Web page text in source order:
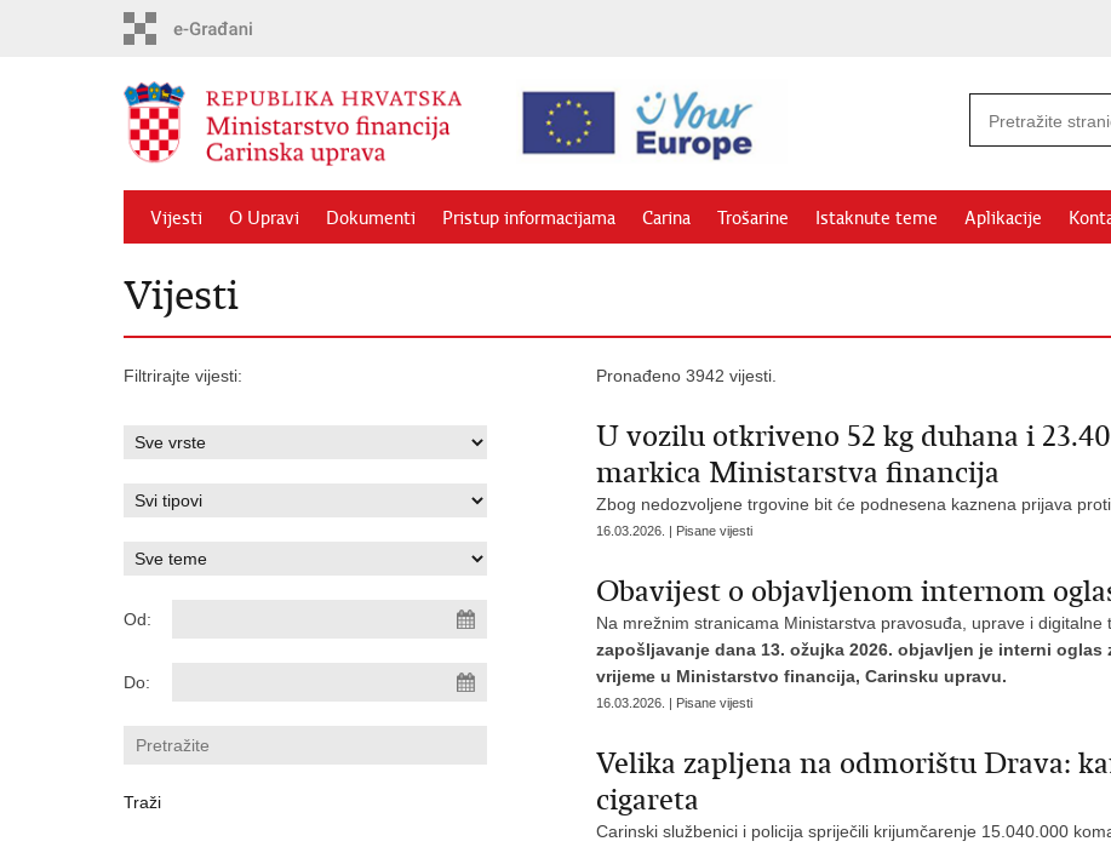
Vijesti O Upravi Dokumenti Pristup informacijama Carina Trošarine Istaknute teme Aplikacije
Vijesti
Filtrirajte vijesti:
Od:
Do:
Pronađeno 3942 vijesti.
U vozilu otkriveno 52 kg duhana i
markica Ministarstva financija
Zbog nedozvoljene trgovine bit će podnesena kaznena prijava
16.03.2026. | Pisane vijesti
Obavijest o objavljenom internom
Na mrežnim stranicama Ministarstva pravosuđa, uprave i digitalne
zapošljavanje dana 13. ožujka 2026. objavljen je interni
vrijeme u Ministarstvo financija, Carinsku upravu.
16.03.2026. | Pisane vijesti
Velika zapljena na odmorištu Drava:
cigareta
Carinski službenici i policija spriječili krijumčarenje 15.040.000